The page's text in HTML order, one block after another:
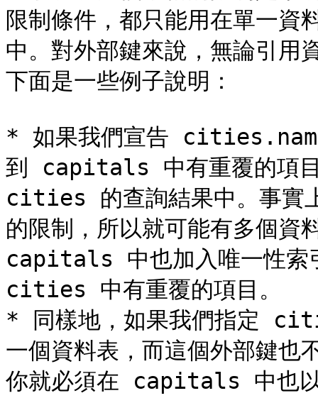
限制條件，都只能用在單一資
中。對外部鍵來說，無論引用
下面是一些例子說明：
* 如果我們宣告 cities.name
到 capitals 中有重覆的項目
cities 的查詢結果中。事實
的限制，所以就可能有多個資
capitals 中也加入唯一性
cities 中有重覆的項目。
* 同樣地，如果我們指定
一個資料表，而這個外部鍵
你就必須在 capitals 中也以